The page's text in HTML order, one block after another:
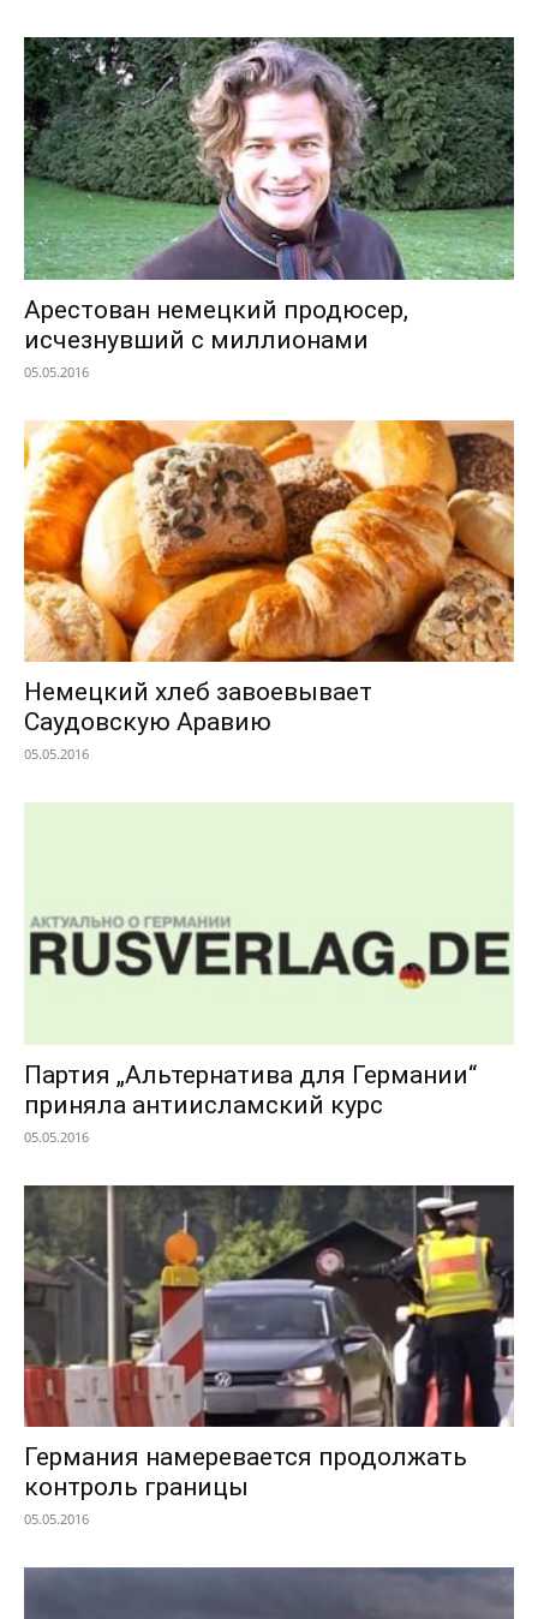
Арестован немецкий продюсер,
исчезнувший с миллионами
05.05.2016
Немецкий хлеб завоевывает
Саудовскую Аравию
05.05.2016
Партия „Альтернатива для Германии“
приняла антиисламский курс
05.05.2016
Германия намеревается продолжать
контроль границы
05.05.2016